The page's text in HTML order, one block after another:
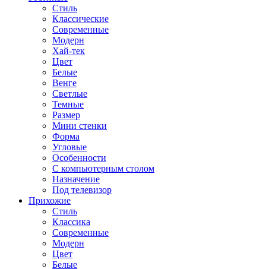
Стиль
Классические
Современные
Модерн
Хай-тек
Цвет
Белые
Венге
Светлые
Темные
Размер
Мини стенки
Форма
Угловые
Особенности
С компьютерным столом
Назначение
Под телевизор
Прихожие
Стиль
Классика
Современные
Модерн
Цвет
Белые